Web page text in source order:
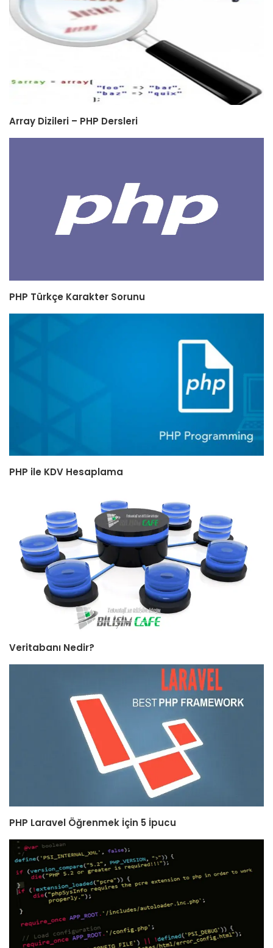
Array Dizileri – PHP Dersleri
PHP Türkçe Karakter Sorunu
PHP ile KDV Hesaplama
Veritabanı Nedir?
PHP Laravel Öğrenmek İçin 5 İpucu